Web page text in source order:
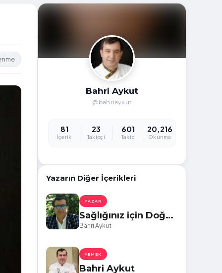
Bahri Aykut
@bahriaykut
81
İçerik
23
Takipçi
601
Takip
20,216
Okunma
Yazarın Diğer İçerikleri
YAZAR
Sağlığınız için Doğa
Dostu Olun
Bahri Aykut
YEMEK
Bahri Aykut